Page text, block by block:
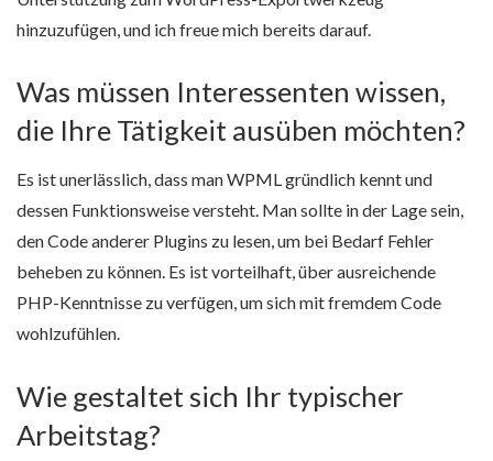
hinzuzufügen, und ich freue mich bereits darauf.
Was müssen Interessenten wissen,
die Ihre Tätigkeit ausüben möchten?
Es ist unerlässlich, dass man WPML gründlich kennt und
dessen Funktionsweise versteht. Man sollte in der Lage sein,
den Code anderer Plugins zu lesen, um bei Bedarf Fehler
beheben zu können. Es ist vorteilhaft, über ausreichende
PHP-Kenntnisse zu verfügen, um sich mit fremdem Code
wohlzufühlen.
Wie gestaltet sich Ihr typischer
Arbeitstag?